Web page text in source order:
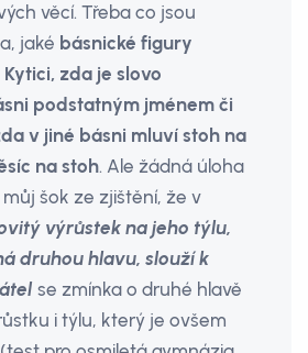
věcí. Třeba co jsou
jaké básnické figury
zda je slovo
podstatným jménem či
v jiné básni mluví stoh na
na stoh. Ale žádná úloha
šok ze zjištění, že v
výrůstek na jeho týlu,
druhou hlavu, slouží k
se zmínka o druhé hlavě
i týlu, který je ovšem